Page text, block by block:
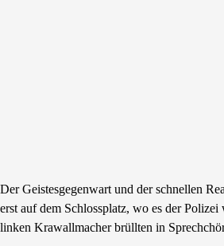
Der Geistesgegenwart und der schnellen
erst auf dem Schlossplatz, wo es der
linken Krawallmacher brüllten in